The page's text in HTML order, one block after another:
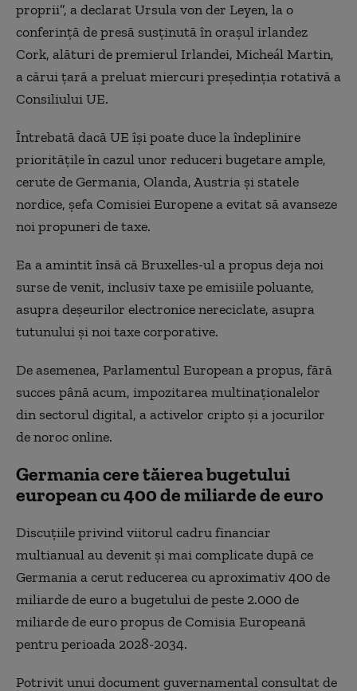
proprii”, a declarat Ursula von der Leyen, la o
conferință de presă susținută în orașul irlandez
Cork, alături de premierul Irlandei, Micheál Martin,
a cărui țară a preluat miercuri președinția rotativă a
Consiliului UE.
Întrebată dacă UE își poate duce la îndeplinire
prioritățile în cazul unor reduceri bugetare ample,
cerute de Germania, Olanda, Austria și statele
nordice, șefa Comisiei Europene a evitat să avanseze
noi propuneri de taxe.
Ea a amintit însă că Bruxelles-ul a propus deja noi
surse de venit, inclusiv taxe pe emisiile poluante,
asupra deșeurilor electronice nereciclate, asupra
tutunului și noi taxe corporative.
De asemenea, Parlamentul European a propus, fără
succes până acum, impozitarea multinaționalelor
din sectorul digital, a activelor cripto și a jocurilor
de noroc online.
Germania cere tăierea bugetului
european cu 400 de miliarde de euro
Discuțiile privind viitorul cadru financiar
multianual au devenit și mai complicate după ce
Germania a cerut reducerea cu aproximativ 400 de
miliarde de euro a bugetului de peste 2.000 de
miliarde de euro propus de Comisia Europeană
pentru perioada 2028-2034.
Potrivit unui document guvernamental consultat de